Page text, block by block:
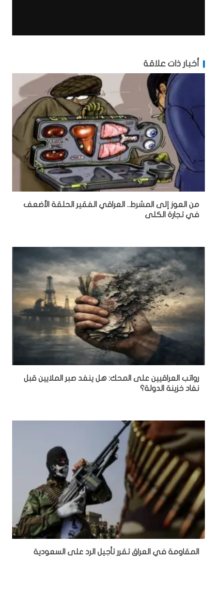
أخبار ذات علاقة
من العوز إلى المشرط.. العراقي الفقير الحلقة الأضعف
في تجارة الكلى
رواتب العراقيين على المحك: هل ينفد صبر الملايين قبل
نفاد خزينة الدولة؟
المقاومة في العراق تقرر تأجيل الرد على السعودية